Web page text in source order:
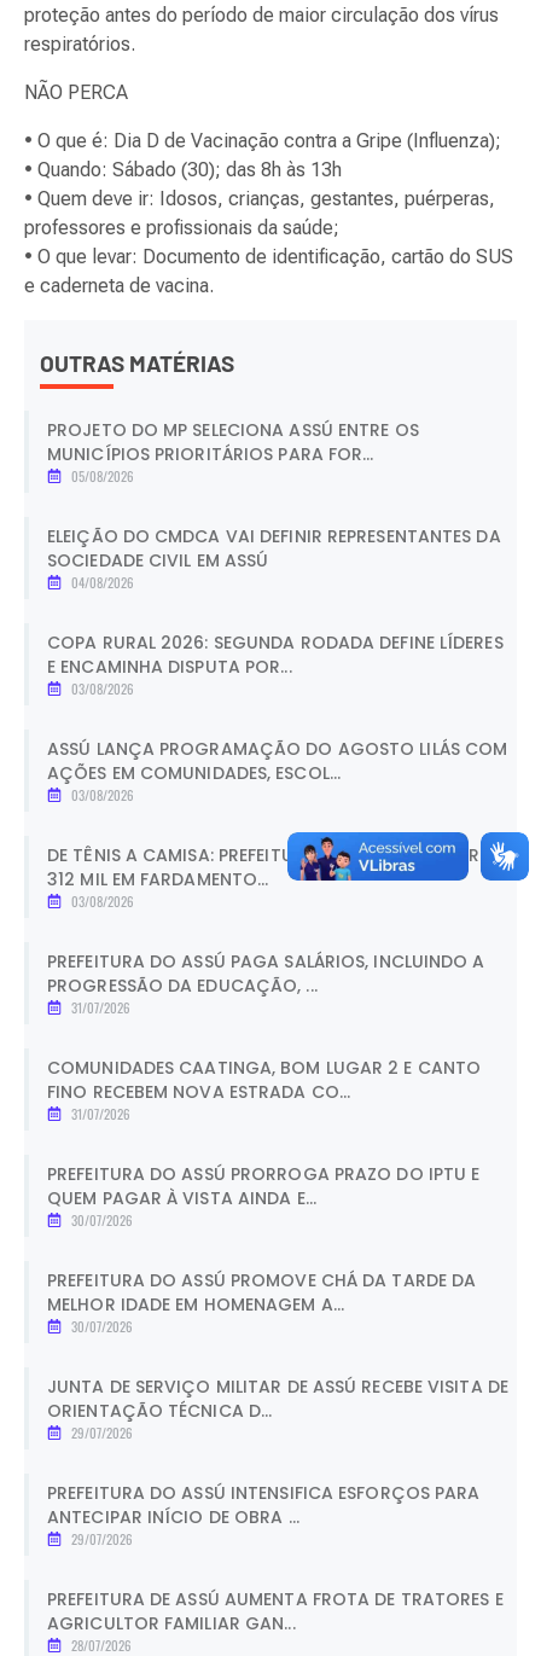
proteção antes do período de maior circulação dos vírus
respiratórios.
NÃO PERCA
• O que é: Dia D de Vacinação contra a Gripe (Influenza);
• Quando: Sábado (30); das 8h às 13h
• Quem deve ir: Idosos, crianças, gestantes, puérperas,
professores e profissionais da saúde;
• O que levar: Documento de identificação, cartão do SUS
e caderneta de vacina.
OUTRAS MATÉRIAS
PROJETO DO MP SELECIONA ASSÚ ENTRE OS
MUNICÍPIOS PRIORITÁRIOS PARA FOR...
05/08/2026
ELEIÇÃO DO CMDCA VAI DEFINIR REPRESENTANTES DA
SOCIEDADE CIVIL EM ASSÚ
04/08/2026
COPA RURAL 2026: SEGUNDA RODADA DEFINE LÍDERES
E ENCAMINHA DISPUTA POR...
03/08/2026
ASSÚ LANÇA PROGRAMAÇÃO DO AGOSTO LILÁS COM
AÇÕES EM COMUNIDADES, ESCOL...
03/08/2026
DE TÊNIS A CAMISA: PREFEITURA DE ASSÚ INVESTE R$
312 MIL EM FARDAMENTO...
03/08/2026
PREFEITURA DO ASSÚ PAGA SALÁRIOS, INCLUINDO A
PROGRESSÃO DA EDUCAÇÃO, ...
31/07/2026
COMUNIDADES CAATINGA, BOM LUGAR 2 E CANTO
FINO RECEBEM NOVA ESTRADA CO...
31/07/2026
PREFEITURA DO ASSÚ PRORROGA PRAZO DO IPTU E
QUEM PAGAR À VISTA AINDA E...
30/07/2026
PREFEITURA DO ASSÚ PROMOVE CHÁ DA TARDE DA
MELHOR IDADE EM HOMENAGEM A...
30/07/2026
JUNTA DE SERVIÇO MILITAR DE ASSÚ RECEBE VISITA DE
ORIENTAÇÃO TÉCNICA D...
29/07/2026
PREFEITURA DO ASSÚ INTENSIFICA ESFORÇOS PARA
ANTECIPAR INÍCIO DE OBRA ...
29/07/2026
PREFEITURA DE ASSÚ AUMENTA FROTA DE TRATORES E
AGRICULTOR FAMILIAR GAN...
28/07/2026